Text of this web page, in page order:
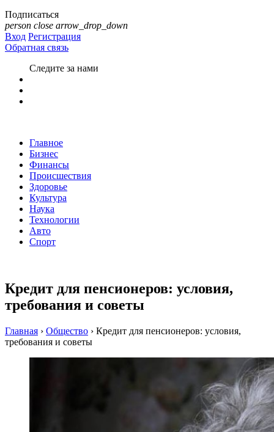
Подписаться
person close arrow_drop_down
Вход Регистрация
Обратная связь
Следите за нами
Главное
Бизнес
Финансы
Происшествия
Здоровье
Культура
Наука
Технологии
Авто
Спорт
Кредит для пенсионеров: условия,
требования и советы
Главная › Общество › Кредит для пенсионеров: условия,
требования и советы